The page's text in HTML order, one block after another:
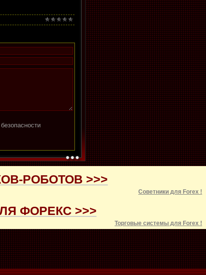
РОБОТОВ >>>
Советники для Forex !
ФОРЕКС >>>
Торговые системы для Forex !